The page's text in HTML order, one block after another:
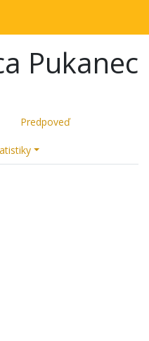
Pukanec
Predpoveď